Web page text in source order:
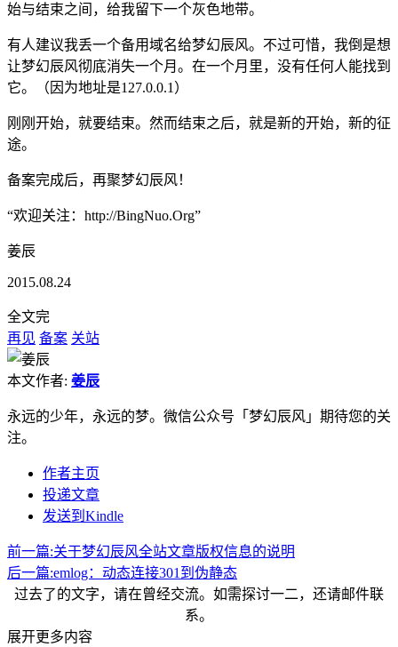
始与结束之间，给我留下一个灰色地带。
有人建议我丢一个备用域名给梦幻辰风。不过可惜，我倒是想
让梦幻辰风彻底消失一个月。在一个月里，没有任何人能找到
它。（因为地址是127.0.0.1）
刚刚开始，就要结束。然而结束之后，就是新的开始，新的征
途。
备案完成后，再聚梦幻辰风！
“欢迎关注：http://BingNuo.Org”
姜辰
2015.08.24
全文完
再见 备案 关站
本文作者: 姜辰
永远的少年，永远的梦。微信公众号「梦幻辰风」期待您的关
注。
作者主页
投递文章
发送到Kindle
前一篇:关于梦幻辰风全站文章版权信息的说明
后一篇:emlog：动态连接301到伪静态
过去了的文字，请在曾经交流。如需探讨一二，还请邮件联
系。
展开更多内容